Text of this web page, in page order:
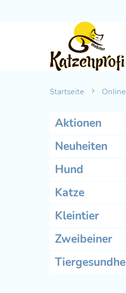
Startseite
Aktionen
Neuheiten
Hund
Katze
Kleintier
Zweibeiner